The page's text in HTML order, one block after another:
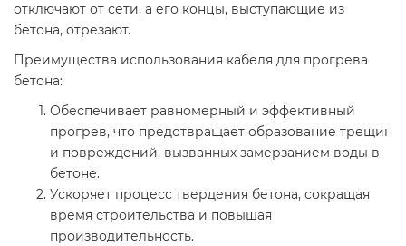
отключают от сети, а его концы, выступающие из
бетона, отрезают.
Преимущества использования кабеля для прогрева
бетона:
Обеспечивает равномерный и эффективный
прогрев, что предотвращает образование трещин
и повреждений, вызванных замерзанием воды в
бетоне.
Ускоряет процесс твердения бетона, сокращая
время строительства и повышая
производительность.